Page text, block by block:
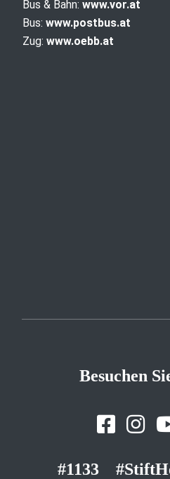
Bus & Bahn: www.vor.at
Bus: www.postbus.at
Zug: www.oebb.at
Besuchen
#1133